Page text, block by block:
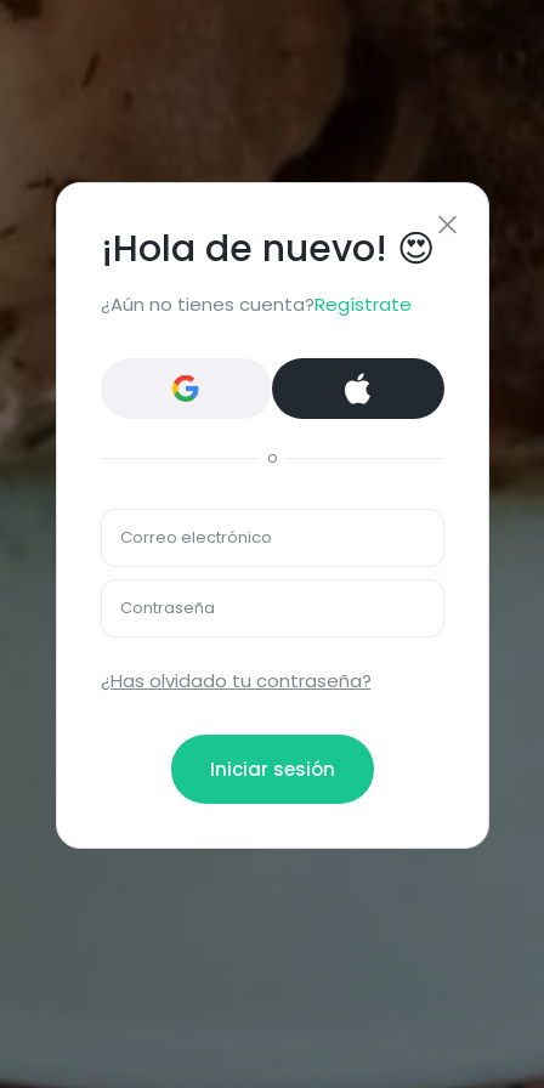
¡Hola de nuevo! 😍
¿Aún no tienes cuenta?Regístrate
o
Correo electrónico
Contraseña
¿Has olvidado tu contraseña?
Iniciar sesión